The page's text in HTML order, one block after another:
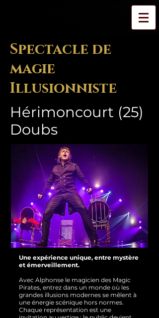
Spectacle de
magie
Illusionniste
Hérimoncourt (25)
Doubs
Une expérience unique, entre mystère
et émerveillement.
Avec Alphonse le magicien des Magic
Pirates, entrez dans un monde où les
grandes illusions modernes se mêlent à
une énergie scénique hors normes.
Chaque représentation est une